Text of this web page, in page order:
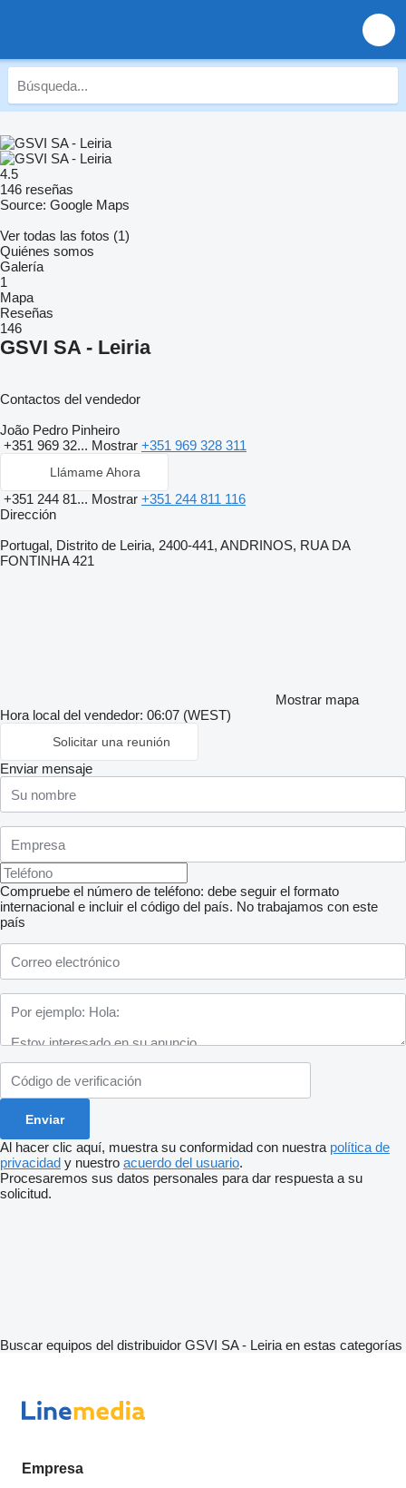
4.5
146 reseñas
Source: Google Maps
Ver todas las fotos (1)
Quiénes somos
Galería
1
Mapa
Reseñas
146
GSVI SA - Leiria
Contactos del vendedor
João Pedro Pinheiro
+351 969 32... Mostrar +351 969 328 311
Llámame Ahora
+351 244 81... Mostrar +351 244 811 116
Dirección
Portugal, Distrito de Leiria, 2400-441, ANDRINOS, RUA DA
FONTINHA 421
Mostrar mapa
Hora local del vendedor: 06:07 (WEST)
Solicitar una reunión
Enviar mensaje
Compruebe el número de teléfono: debe seguir el formato
internacional e incluir el código del país. No trabajamos con este
país
Al hacer clic aquí, muestra su conformidad con nuestra política de
privacidad y nuestro acuerdo del usuario.
Procesaremos sus datos personales para dar respuesta a su
solicitud.
Buscar equipos del distribuidor GSVI SA - Leiria en estas categorías
Empresa